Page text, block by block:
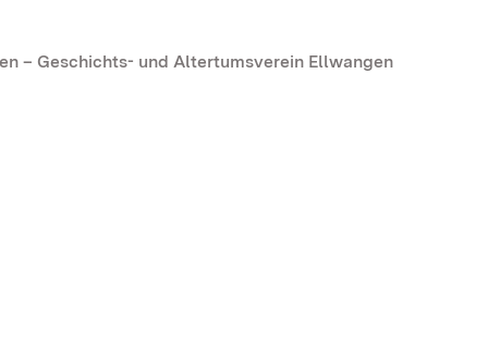
– Geschichts- und Altertumsverein Ellwangen